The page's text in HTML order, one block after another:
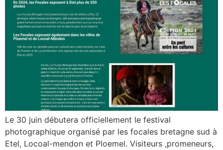
Le 30 juin débutera officiellement le festival
photographique organisé par les focales bretagne sud à
Etel, Locoal-mendon et Ploemel. Visiteurs ,promeneurs,